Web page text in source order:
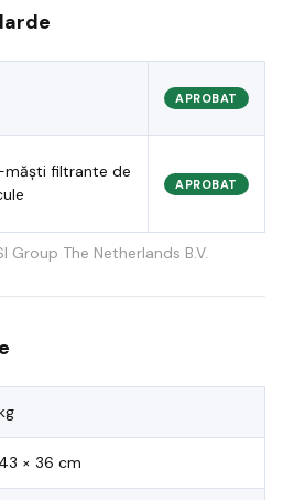
APROBAT
măști filtrante de
APROBAT
The Netherlands B.V.
× 36 cm